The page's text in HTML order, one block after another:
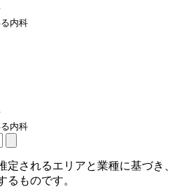
内科
内科
されるエリアと業種に基づき、
るものです。